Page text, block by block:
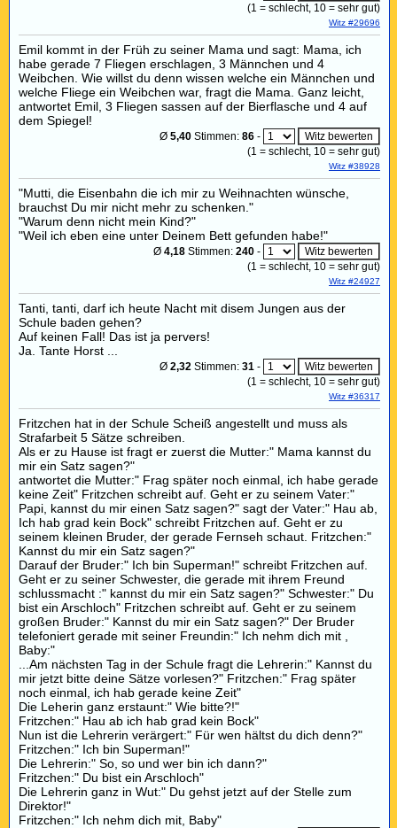
(1 = schlecht, 10 = sehr gut)
Witz #29696
Emil kommt in der Früh zu seiner Mama und sagt: Mama, ich
habe gerade 7 Fliegen erschlagen, 3 Männchen und 4
Weibchen. Wie willst du denn wissen welche ein Männchen und
welche Fliege ein Weibchen war, fragt die Mama. Ganz leicht,
antwortet Emil, 3 Fliegen sassen auf der Bierflasche und 4 auf
dem Spiegel!
Ø 5,40 Stimmen: 86 -
(1 = schlecht, 10 = sehr gut)
Witz #38928
"Mutti, die Eisenbahn die ich mir zu Weihnachten wünsche,
brauchst Du mir nicht mehr zu schenken."
"Warum denn nicht mein Kind?"
"Weil ich eben eine unter Deinem Bett gefunden habe!"
Ø 4,18 Stimmen: 240 -
(1 = schlecht, 10 = sehr gut)
Witz #24927
Tanti, tanti, darf ich heute Nacht mit disem Jungen aus der
Schule baden gehen?
Auf keinen Fall! Das ist ja pervers!
Ja. Tante Horst ...
Ø 2,32 Stimmen: 31 -
(1 = schlecht, 10 = sehr gut)
Witz #36317
Fritzchen hat in der Schule Scheiß angestellt und muss als
Strafarbeit 5 Sätze schreiben.
Als er zu Hause ist fragt er zuerst die Mutter:" Mama kannst du
mir ein Satz sagen?"
antwortet die Mutter:" Frag später noch einmal, ich habe gerade
keine Zeit" Fritzchen schreibt auf. Geht er zu seinem Vater:"
Papi, kannst du mir einen Satz sagen?" sagt der Vater:" Hau ab,
Ich hab grad kein Bock" schreibt Fritzchen auf. Geht er zu
seinem kleinen Bruder, der gerade Fernseh schaut. Fritzchen:"
Kannst du mir ein Satz sagen?"
Darauf der Bruder:" Ich bin Superman!" schreibt Fritzchen auf.
Geht er zu seiner Schwester, die gerade mit ihrem Freund
schlussmacht :" kannst du mir ein Satz sagen?" Schwester:" Du
bist ein Arschloch" Fritzchen schreibt auf. Geht er zu seinem
großen Bruder:" Kannst du mir ein Satz sagen?" Der Bruder
telefoniert gerade mit seiner Freundin:" Ich nehm dich mit ,
Baby:"
...Am nächsten Tag in der Schule fragt die Lehrerin:" Kannst du
mir jetzt bitte deine Sätze vorlesen?" Fritzchen:" Frag später
noch einmal, ich hab gerade keine Zeit"
Die Leherin ganz erstaunt:" Wie bitte?!"
Fritzchen:" Hau ab ich hab grad kein Bock"
Nun ist die Lehrerin verärgert:" Für wen hältst du dich denn?"
Fritzchen:" Ich bin Superman!"
Die Lehrerin:" So, so und wer bin ich dann?"
Fritzchen:" Du bist ein Arschloch"
Die Lehrerin ganz in Wut:" Du gehst jetzt auf der Stelle zum
Direktor!"
Fritzchen:" Ich nehm dich mit, Baby"